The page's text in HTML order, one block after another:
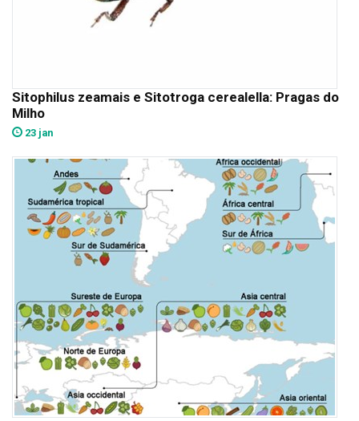
Sitophilus zeamais e Sitotroga cerealella: Pragas do
Milho
23 jan